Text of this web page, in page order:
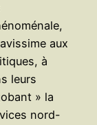
aux
à
leurs
» la
nord-